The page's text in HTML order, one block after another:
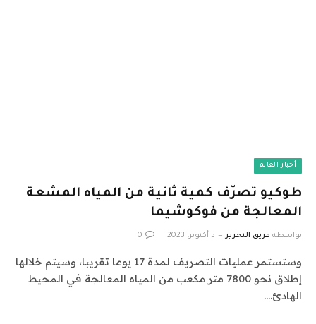
أخبار العالم
طوكيو تصرّف كمية ثانية من المياه المشعة
المعالجة من فوكوشيما
بواسطة فريق التحرير 5 أكتوبر، 2023 0
وستستمر عمليات التصريف لمدة 17 يوما تقريبا، وسيتم خلالها
إطلاق نحو 7800 متر مكعب من المياه المعالجة في المحيط
الهادئ.…